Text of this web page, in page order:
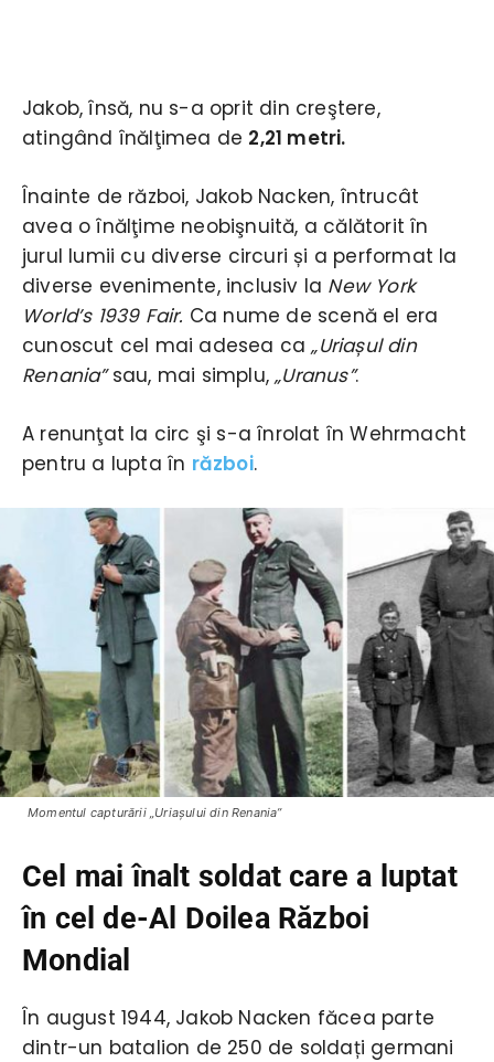
Jakob, însă, nu s-a oprit din creştere,
atingând înălţimea de 2,21 metri.
Înainte de război, Jakob Nacken, întrucât
avea o înălţime neobişnuită, a călătorit în
jurul lumii cu diverse circuri și a performat la
diverse evenimente, inclusiv la New York
World’s 1939 Fair. Ca nume de scenă el era
cunoscut cel mai adesea ca„Uriașul din
Renania”sau, mai simplu,„Uranus”.
A renunţat la circ şi s-a înrolat în Wehrmacht
pentru a lupta în război.
Momentul capturării „Uriaşului din Renania”
Cel mai înalt soldat care a luptat
în cel de-Al Doilea Război
Mondial
În august 1944, Jakob Nacken făcea parte
dintr-un batalion de 250 de soldați germani